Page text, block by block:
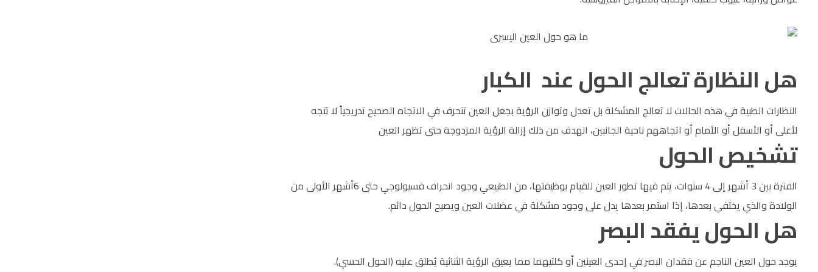
هل النظارة تعالج الحول عند الكبار
النظارات الطبية في هذه الحالات لا تعالج المشكلة بل تعدل وتوازن الرؤية بجعل العين تنحرف في الاتجاه الصحيح تدريجياً لا تتجه
لأعلى أو الأسفل أو الأمام أو اتجاههم ناحية الجانبين، الهدف من ذلك إزالة الرؤية المزدوجة حتى تظهر العين
تشخيص الحول
الفترة بين 3 أشهر إلى 4 سنوات، يتم فيها تطور العين للقيام بوظيفتها، من الطبيعي وجود انحراف فسيولوجي حتى 6أشهر الأولى من
الولادة والذي يختفي بعدها، إذا استمر بعدها يدل على وجود مشكلة في عضلات العين ويصبح الحول دائم.
هل الحول يفقد البصر
يوجد حول العين الناجم عن فقدان البصر في إحدى العينين أو كلتيهما مما يعيق الرؤية الثنائية يُطلق عليه (الحول الحسي).